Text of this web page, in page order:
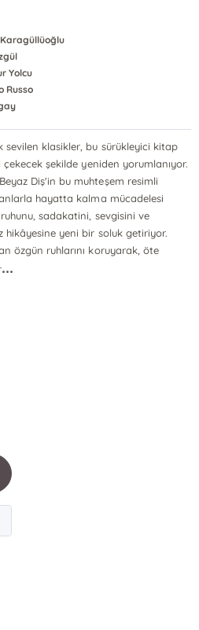
Yolcu
Russo
sevilen klasikler, bu sürükleyici kitap
şekilde yeniden yorumlanıyor.
Diş'in bu muhteşem resimli
hayatta kalma mücadelesi
sadakatini, sevgisini ve
hikâyesine yeni bir soluk getiriyor.
özgün ruhlarını koruyarak, öte
...